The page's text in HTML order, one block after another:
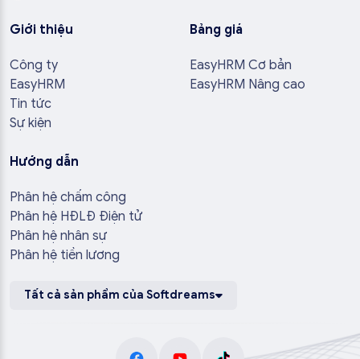
Giới thiệu
Công ty
EasyHRM
Tin tức
Sự kiện
Bảng giá
EasyHRM Cơ bản
EasyHRM Nâng cao
Hướng dẫn
Phân hệ chấm công
Phân hệ HĐLĐ Điện tử
Phân hệ nhân sự
Phân hệ tiền lương
Tất cả sản phẩm của Softdreams